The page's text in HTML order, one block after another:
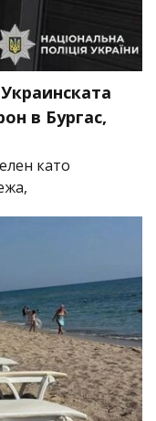
в Бургас,
като